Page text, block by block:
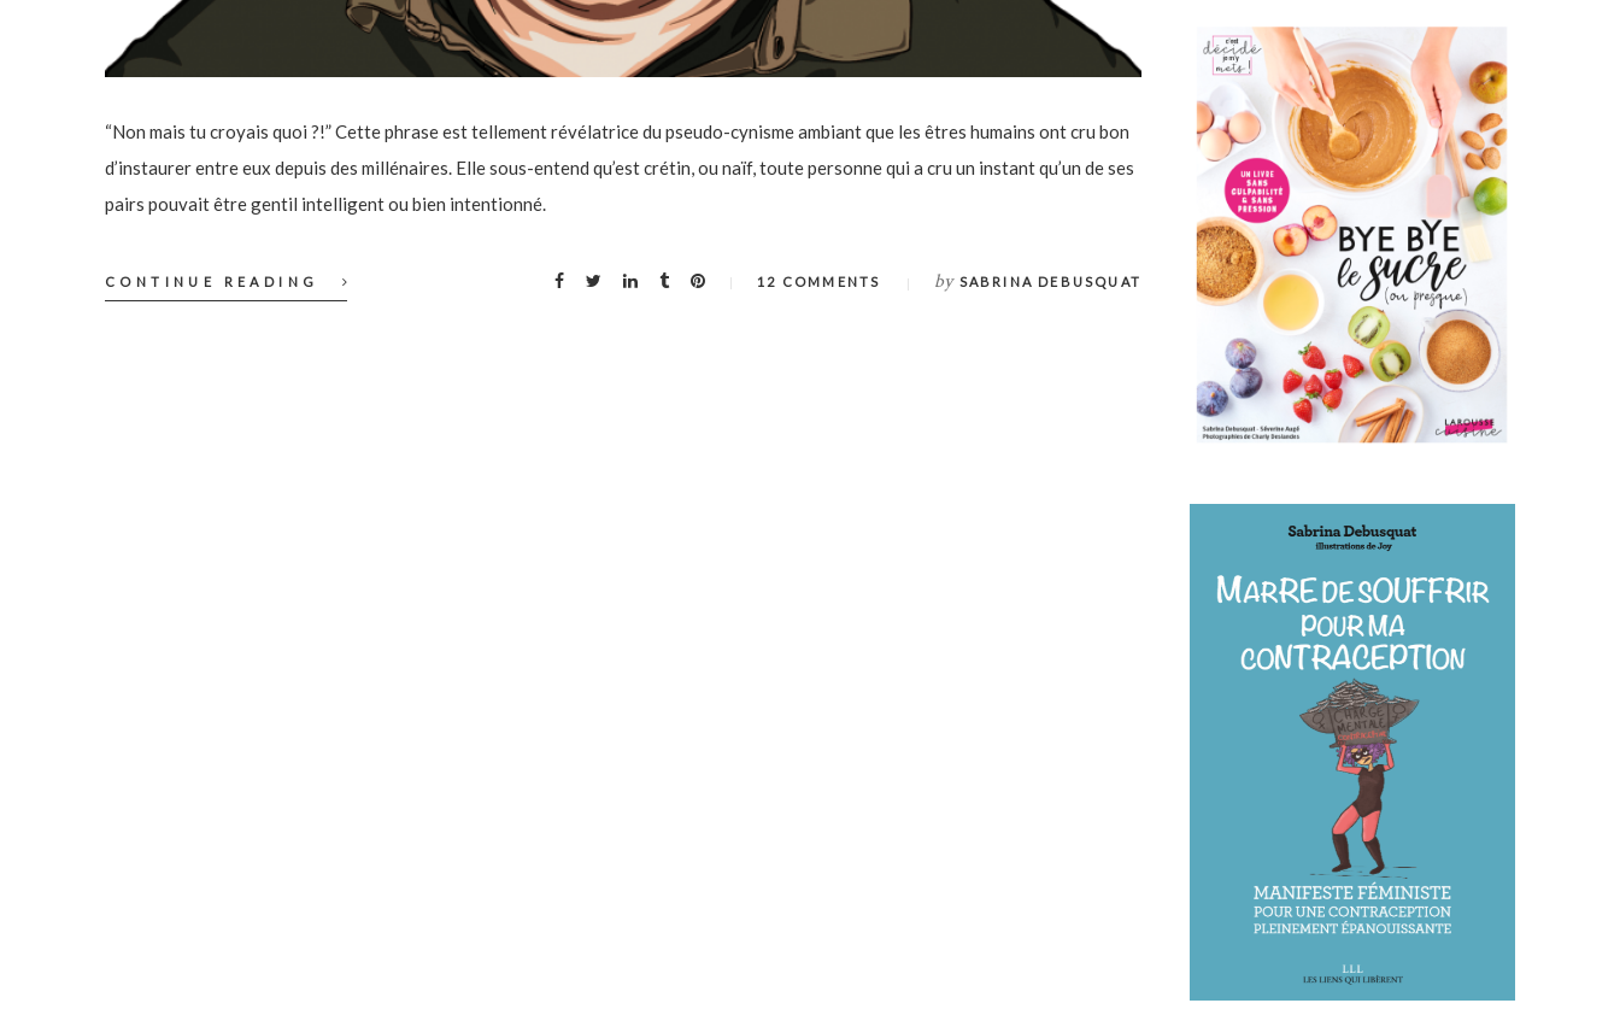
“Non mais tu croyais quoi ?!” Cette phrase est tellement révélatrice du pseudo-cynisme ambiant que les êtres humains ont cru bon
d’instaurer entre eux depuis des millénaires. Elle sous-entend qu’est crétin, ou naïf, toute personne qui a cru un instant qu’un de ses
pairs pouvait être gentil intelligent ou bien intentionné.
CONTINUE READING 12 COMMENTS by SABRINA DEBUSQUAT